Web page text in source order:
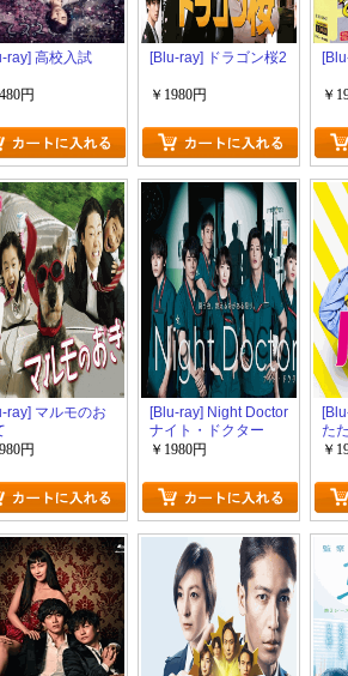
ray] 高校入試
円
[Blu-ray] ドラゴン桜2
￥1980円 ￥
ray] マルモのお
円
[Blu-ray] Night Doctor
ナイト・ドクター
￥1980円
た
～
￥